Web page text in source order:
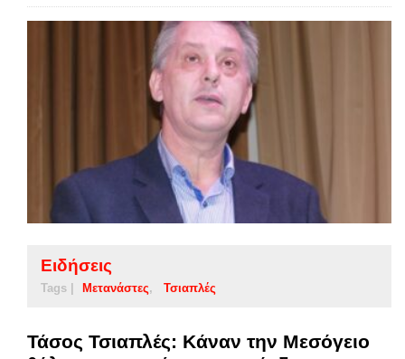
Ειδήσεις
Tags | Μετανάστες Τσιαπλές
Τάσος Τσιαπλές: Κάναν την Μεσόγειο